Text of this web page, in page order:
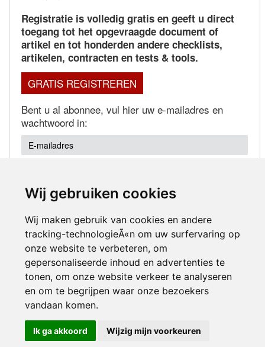
Wij gebruiken cookies
Wij maken gebruik van cookies en andere
tracking-technologieÃ«n om uw surfervaring op
onze website te verbeteren, om
gepersonaliseerde inhoud en advertenties te
tonen, om onze website verkeer te analyseren
en om te begrijpen waar onze bezoekers
vandaan komen.
Ik ga akkoord Wijzig mijn voorkeuren
Registratie is volledig gratis en geeft u direct
toegang tot het opgevraagde document of
artikel en tot honderden andere checklists,
artikelen, contracten en tests & tools.
GRATIS REGISTREREN
Bent u al abonnee, vul hier uw e-mailadres en
wachtwoord in:
Wachtwoord vergeten?
© 2000-2026 UFE Media:Managersonline.nl|Brisk magazine
Partners:Autowereld.com